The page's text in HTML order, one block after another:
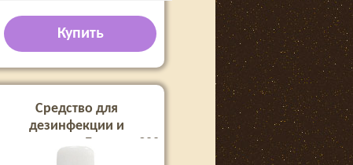
Купить
Средство для
дезинфекции и
стерилизации Лагоцид 300